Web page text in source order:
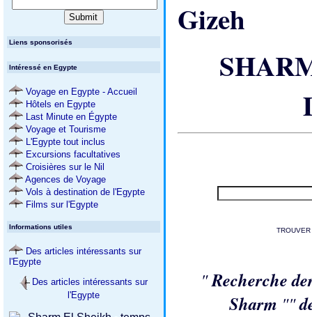
Liens sponsorisés
Intéressé en Egypte
Voyage en Egypte - Accueil
Hôtels en Egypte
Last Minute en Égypte
Voyage et Tourisme
L'Egypte tout inclus
Excursions facultatives
Croisières sur le Nil
Agences de Voyage
Vols à destination de l'Egypte
Films sur l'Egypte
Informations utiles
Des articles intéressants sur
l'Egypte
Des articles intéressants sur
l'Egypte
"Recherche
Sharm ""